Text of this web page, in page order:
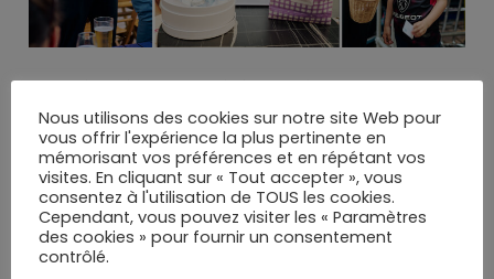
La soirée a également été rythmée par un tirage au
sort mettant en jeu trois lots dont un panier
gourmand à base de produits au canard et à la
violette, un coffret de cosmétiques au pastel ainsi
qu’un séjour à Toulouse. Les heureux gagnants
auront l’opportunité de séjourner le temps d’un
week-end à l’hôtel La Cour des Consuls***** dirigé
Nous utilisons des cookies sur notre site Web pour
vous offrir l'expérience la plus pertinente en
mémorisant vos préférences et en répétant vos
visites. En cliquant sur « Tout accepter », vous
consentez à l'utilisation de TOUS les cookies.
Cependant, vous pouvez visiter les « Paramètres
des cookies » pour fournir un consentement
contrôlé.